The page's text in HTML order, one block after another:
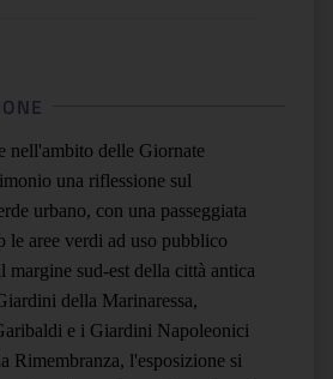
nell'ambito delle Giornate
una riflessione sul
urbano, con una passeggiata
le aree verdi ad uso pubblico
margine sud-est della città antica
della Marinaressa,
e i Giardini Napoleonici
Rimembranza, l'esposizione si